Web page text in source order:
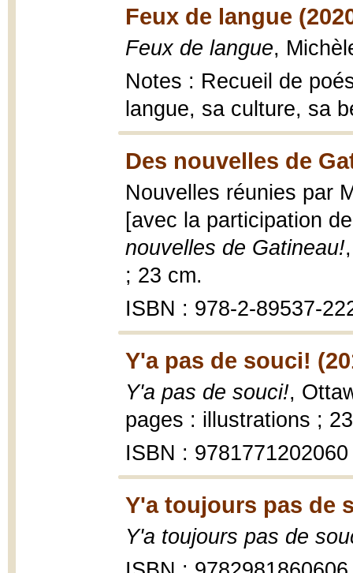
Feux de langue
Feux de langue,
Notes : Recueil de
langue, sa culture, sa
Des nouvelles de
Nouvelles réunies par
[avec la participation
nouvelles de Gatineau!
; 23 cm.
ISBN : 978-2-89537-
Y'a pas de souci!
Y'a pas de souci!,
pages : illustrations ;
ISBN : 9781771202060
Y'a toujours pas de
Y'a toujours pas de